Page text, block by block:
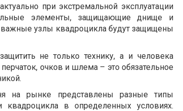
при экстремальной эксплуатации
элементы, защищающие днище и
узлы квадроцикла будут защищены
не только технику, а и человека
очков и шлема – это обязательное
на рынке представлены разные типы
квадроцикла в определенных условиях.